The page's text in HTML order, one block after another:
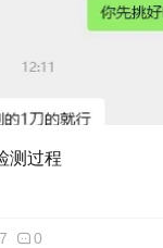
测过程
0